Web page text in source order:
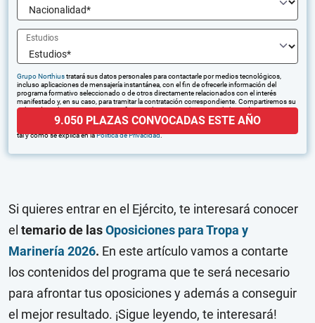
Estudios
Grupo Northiustratará sus datos personales para contactarle por medios tecnológicos,
incluso aplicaciones de mensajería instantánea, con el fin de ofrecerle información del
programa formativo seleccionado o de otros directamente relacionados con el interés
manifestado y, en su caso, para tramitar la contratación correspondiente. Compartiremos su
solicitud con las empresas que conforman el
puedan hacerle llegar la mejor oferta de productos y servicios de acuerdo a su petición.
tal y como se explica en laPolítica de Privacidad.
9.050 PLAZAS CONVOCADAS ESTE AÑO
Si quieres entrar en el Ejército, te interesará conocer
el temario de lasOposiciones para Tropa y
Marinería 2026. En este artículo vamos a contarte
los contenidos del programa que te será necesario
para afrontar tus oposiciones y además a conseguir
el mejor resultado. ¡Sigue leyendo, te interesará!